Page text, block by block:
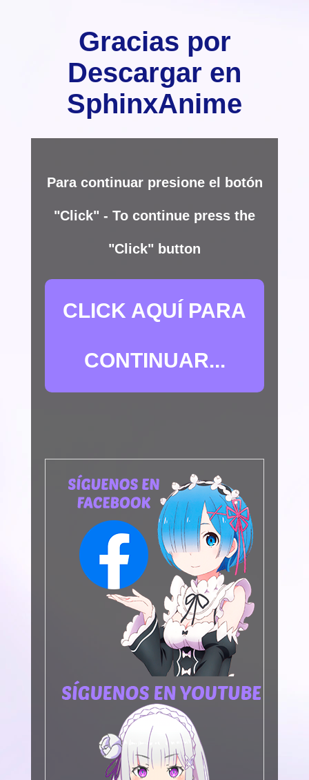
Gracias por
Descargar en
SphinxAnime
Para continuar presione el botón
"Click" - To continue press the
"Click" button
CLICK AQUÍ PARA
CONTINUAR...